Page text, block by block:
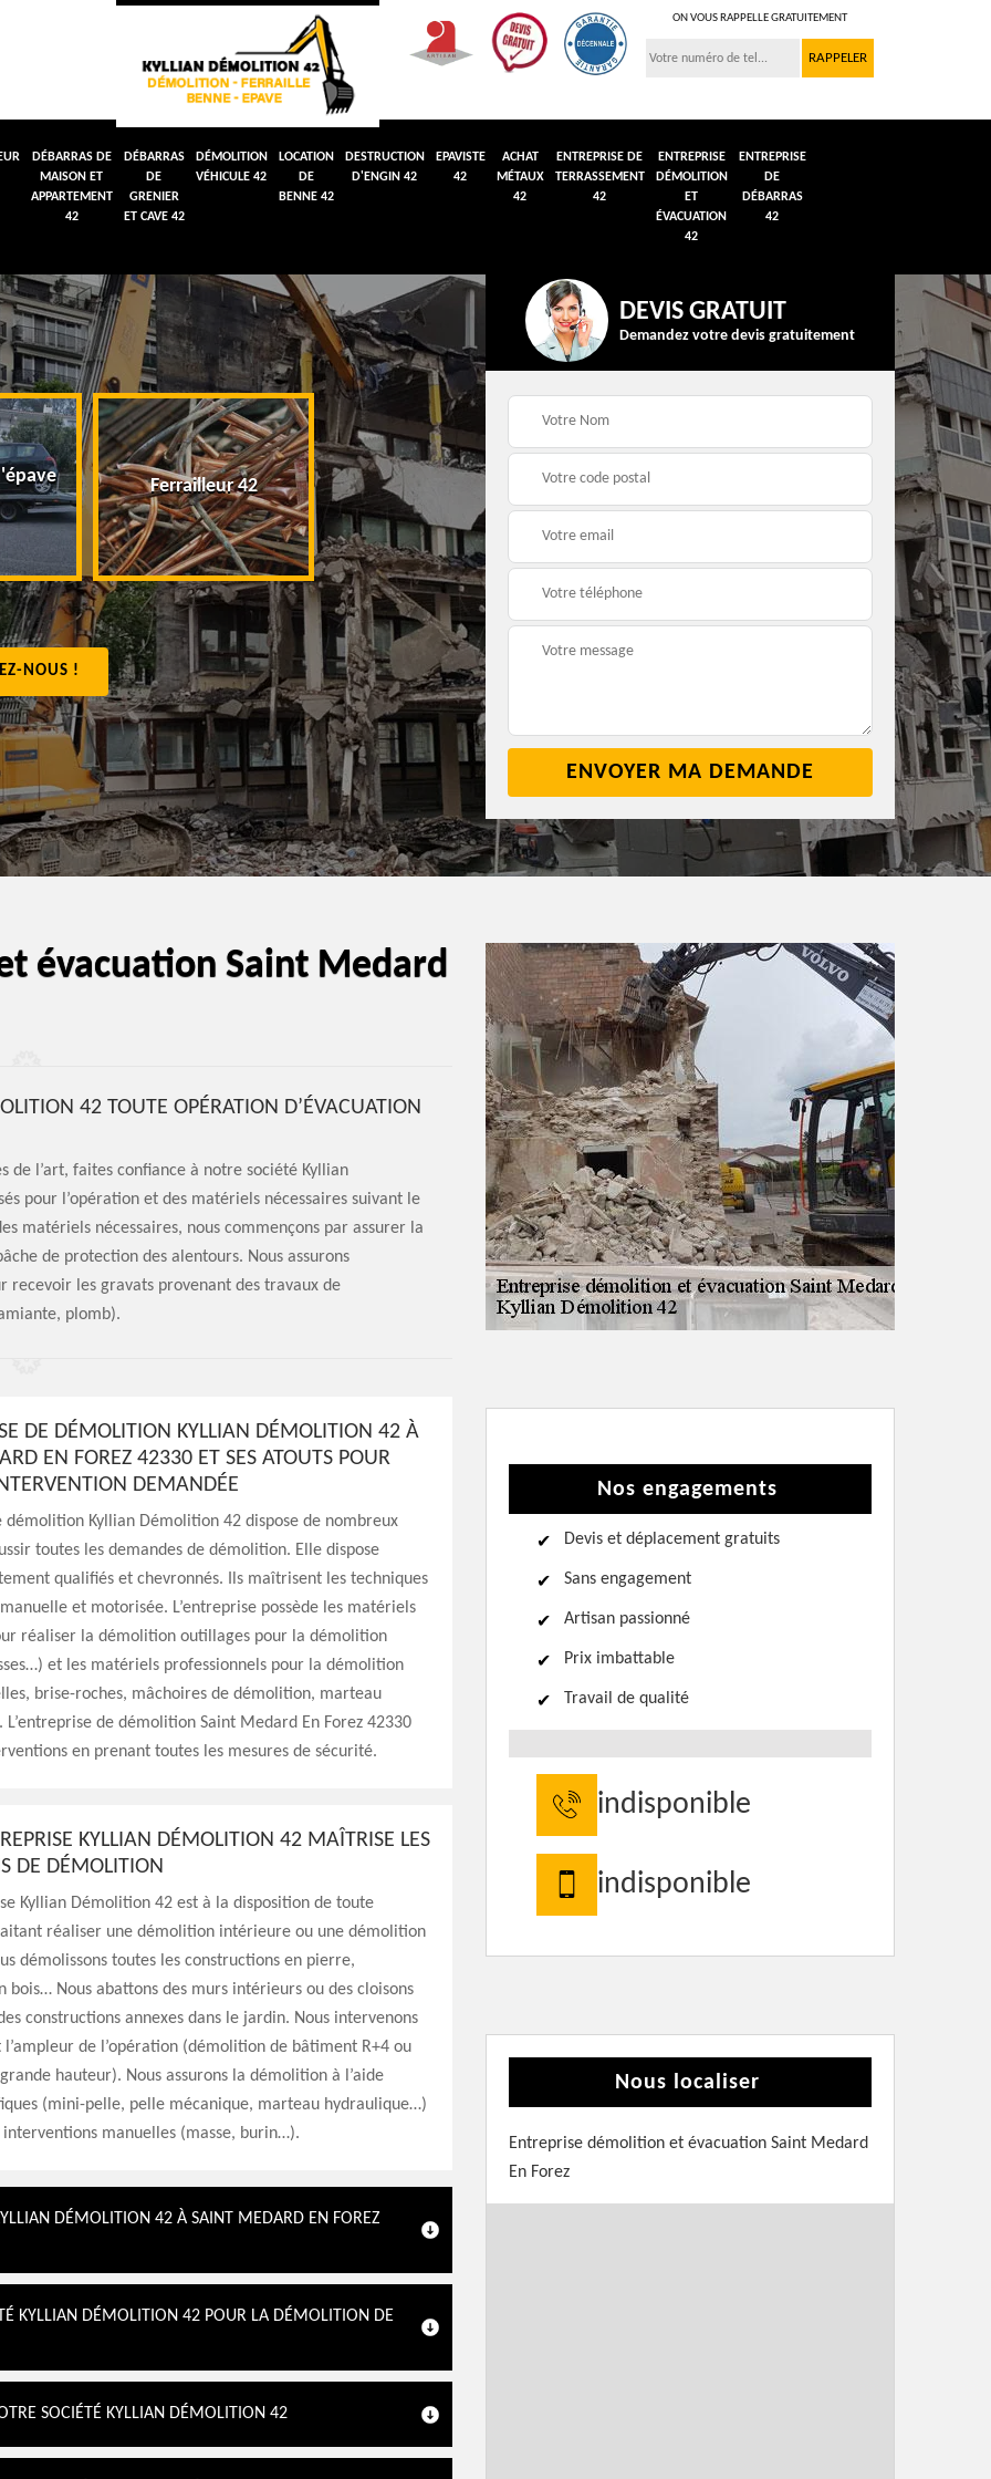
ON VOUS RAPPELLE GRATUITEMENT
DÉBARRAS DE
MAISON ET
APPARTEMENT
42
DÉBARRAS
DE
GRENIER
ET CAVE 42
DÉMOLITION
VÉHICULE 42
LOCATION
DE
BENNE 42
DESTRUCTION
D'ENGIN 42
EPAVISTE
42
ACHAT
MÉTAUX
42
ENTREPRISE DE
TERRASSEMENT
42
ENTREPRISE
DÉMOLITION
ET
ÉVACUATION
42
ENTREPRISE
DE
DÉBARRAS
42
Ferrailleur 42
Débarras de maison et
appartement 42
Débarras de grenier et
Démolition véhicule
42
NOUS !
DEVIS GRATUIT
Demandez votre devis gratuitement
évacuation Saint Medard
42 TOUTE OPÉRATION D’ÉVACUATION
de l’art, faites confiance à notre société Kyllian
pour l’opération et des matériels nécessaires suivant le
matériels nécessaires, nous commençons par assurer la
de protection des alentours. Nous assurons
recevoir les gravats provenant des travaux de
plomb).
DE DÉMOLITION KYLLIAN DÉMOLITION 42 À
EN FOREZ 42330 ET SES ATOUTS POUR
DEMANDÉE
démolition Kyllian Démolition 42 dispose de nombreux
toutes les demandes de démolition. Elle dispose
qualifiés et chevronnés. Ils maîtrisent les techniques
et motorisée. L’entreprise possède les matériels
réaliser la démolition outillages pour la démolition
et les matériels professionnels pour la démolition
brise-roches, mâchoires de démolition, marteau
de démolition Saint Medard En Forez 42330
en prenant toutes les mesures de sécurité.
KYLLIAN DÉMOLITION 42 MAÎTRISE LES
DE DÉMOLITION
Kyllian Démolition 42 est à la disposition de toute
réaliser une démolition intérieure ou une démolition
démolissons toutes les constructions en pierre,
bois… Nous abattons des murs intérieurs ou des cloisons
constructions annexes dans le jardin. Nous intervenons
de l’opération (démolition de bâtiment R+4 ou
hauteur). Nous assurons la démolition à l’aide
(mini-pelle, pelle mécanique, marteau hydraulique…)
interventions manuelles (masse, burin…).
DÉMOLITION 42 À SAINT MEDARD EN FOREZ
KYLLIAN DÉMOLITION 42 POUR LA DÉMOLITION DE
SOCIÉTÉ KYLLIAN DÉMOLITION 42
Nos engagements
Devis et déplacement gratuits
Sans engagement
Artisan passionné
Prix imbattable
Travail de qualité
indisponible
indisponible
Nous localiser
Entreprise démolition et évacuation Saint Medard
En Forez